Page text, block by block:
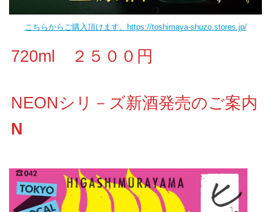
こちらからご購入頂けます。https://toshimaya-shuzo.stores.jp/
720ml ２５００円
NEONシリ－ズ新酒発売のご案内
N